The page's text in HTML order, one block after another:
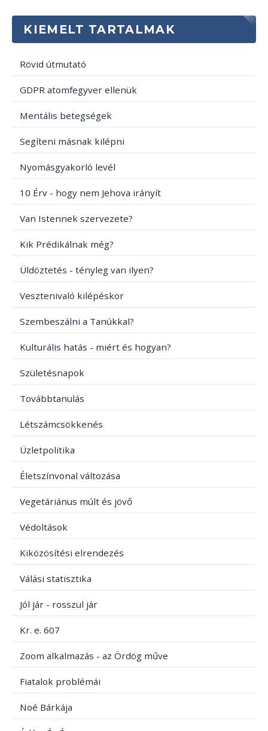
KIEMELT TARTALMAK
Rövid útmutató
GDPR atomfegyver ellenük
Mentális betegségek
Segíteni másnak kilépni
Nyomásgyakorló levél
10 Érv - hogy nem Jehova irányít
Van Istennek szervezete?
Kik Prédikálnak még?
Üldöztetés - tényleg van ilyen?
Vesztenivaló kilépéskor
Szembeszálni a Tanúkkal?
Kulturális hatás - miért és hogyan?
Születésnapok
Továbbtanulás
Létszámcsökkenés
Üzletpolitika
Életszínvonal változása
Vegetáriánus múlt és jövő
Védoltások
Kiközösítési elrendezés
Válási statisztika
Jól jár - rosszul jár
Kr. e. 607
Zoom alkalmazás - az Ördög műve
Fiatalok problémái
Noé Bárkája